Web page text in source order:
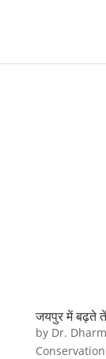
जयपुर में बढ़ते
by Dr.